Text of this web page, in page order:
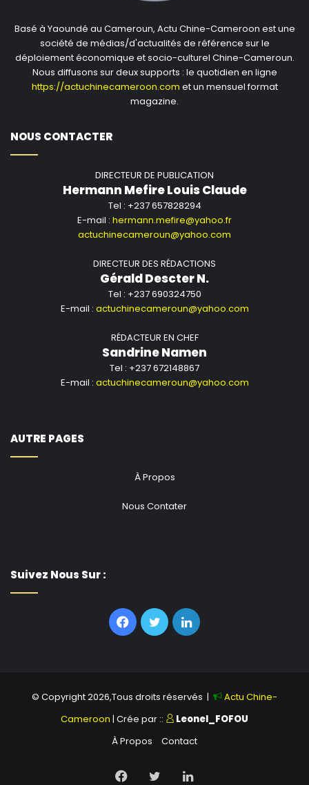
Basé à Yaoundé au Cameroun, Actu Chine-Cameroon est une
société de médias/d'actualités de référence sur le
déploiement économique et socio-culturel Chine-Cameroun.
Nous diffusons sur deux supports : le quotidien en ligne
https://actuchinecameroon.com et un mensuel format
magazine.
NOUS CONTACTER
DIRECTEUR DE PUBLICATION
Hermann Mefire Louis Claude
Tel : +237 657828294
E-mail : hermann.mefire@yahoo.fr
actuchinecameroun@yahoo.com
DIRECTEUR DES RÉDACTIONS
Gérald Descter N.
Tel : +237 690324750
E-mail : actuchinecameroun@yahoo.com
RÉDACTEUR EN CHEF
Sandrine Namen
Tel : +237 672148867
E-mail : actuchinecameroun@yahoo.com
AUTRE PAGES
À Propos
Nous Contater
Suivez Nous Sur :
Facebook
TwitterLinkedin
© Copyright 2026,Tous droits réservés |
Actu Chine-
Cameroon | Crée par ::
Leonel_FOFOU
À Propos
Contact
Facebook
TwitterLinkedin